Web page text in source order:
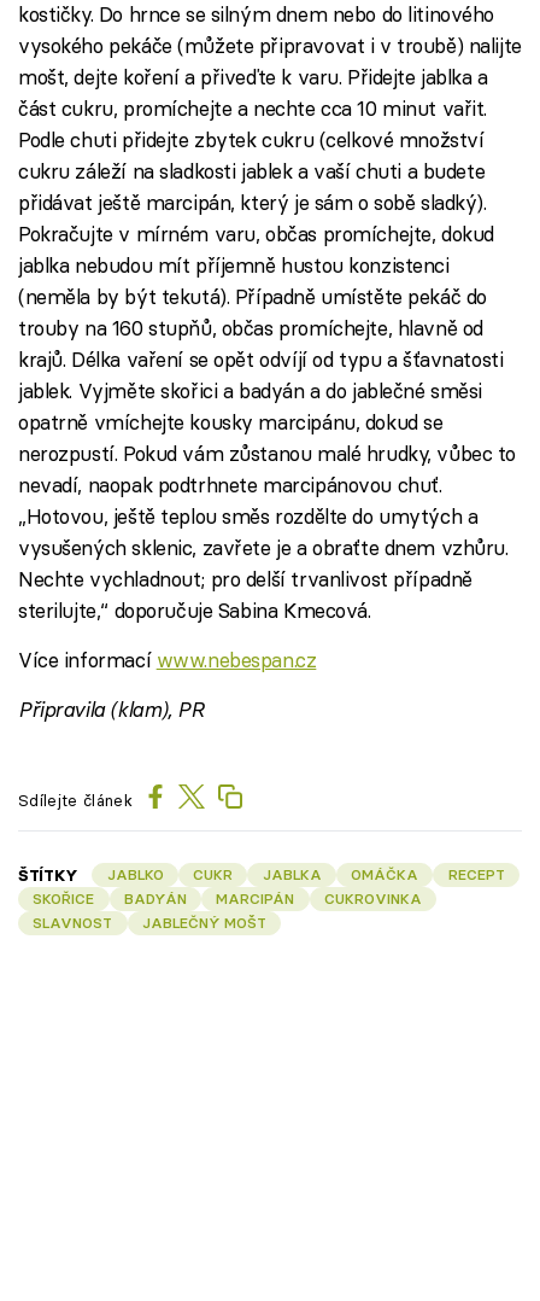
kostičky. Do hrnce se silným dnem nebo do litinového
vysokého pekáče (můžete připravovat i v troubě) nalijte
mošt, dejte koření a přiveďte k varu. Přidejte jablka a
část cukru, promíchejte a nechte cca 10 minut vařit.
Podle chuti přidejte zbytek cukru (celkové množství
cukru záleží na sladkosti jablek a vaší chuti a budete
přidávat ještě marcipán, který je sám o sobě sladký).
Pokračujte v mírném varu, občas promíchejte, dokud
jablka nebudou mít příjemně hustou konzistenci
(neměla by být tekutá). Případně umístěte pekáč do
trouby na 160 stupňů, občas promíchejte, hlavně od
krajů. Délka vaření se opět odvíjí od typu a šťavnatosti
jablek. Vyjměte skořici a badyán a do jablečné směsi
opatrně vmíchejte kousky marcipánu, dokud se
nerozpustí. Pokud vám zůstanou malé hrudky, vůbec to
nevadí, naopak podtrhnete marcipánovou chuť.
„Hotovou, ještě teplou směs rozdělte do umytých a
vysušených sklenic, zavřete je a obraťte dnem vzhůru.
Nechte vychladnout; pro delší trvanlivost případně
sterilujte,“ doporučuje Sabina Kmecová.
Více informací www.nebespan.cz
Připravila (klam), PR
Sdílejte článek
ŠTÍTKY JABLKO CUKR JABLKA OMÁČKA
RECEPT
SKOŘICE
BADYÁN MARCIPÁN
CUKROVINKA
SLAVNOST
JABLEČNÝ MOŠT